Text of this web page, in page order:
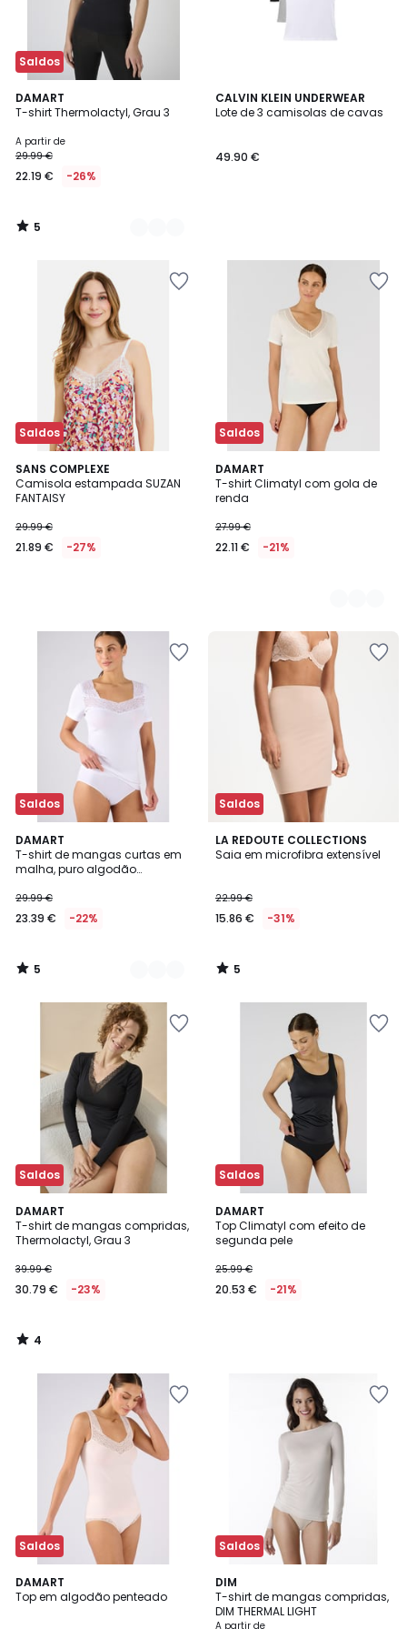
Saldos
DAMART
T-shirt Thermolactyl, Grau 3
A partir de
29.99 €
22.19 € -26%
5
/
2
Cores
5
/
CALVIN KLEIN UNDERWEAR
Lote de 3 camisolas de cavas
49.90 €
Saldos
SANS COMPLEXE
Camisola estampada SUZAN
FANTAISY
29.99 €
21.89 € -27%
Saldos
DAMART
T-shirt Climatyl com gola de
renda
27.99 €
22.11 € -21%
2
Cores
Saldos
DAMART
T-shirt de mangas curtas em
malha, puro algodão
29.99 €
23.39 € -22%
5
/
5
2
Cores
5
/
Saldos
LA REDOUTE COLLECTIONS
Saia em microfibra extensível
22.99 €
15.86 € -31%
5
/
5
/
Saldos
DAMART
T-shirt de mangas compridas,
Thermolactyl, Grau 3
39.99 €
30.79 € -23%
4
/
5
4
/
Saldos
DAMART
Top Climatyl com efeito de
segunda pele
25.99 €
20.53 € -21%
Saldos
DAMART
Top em algodão penteado
Saldos
DIM
T-shirt de mangas compridas,
DIM THERMAL LIGHT
A partir de
5
/
5
2
Cores